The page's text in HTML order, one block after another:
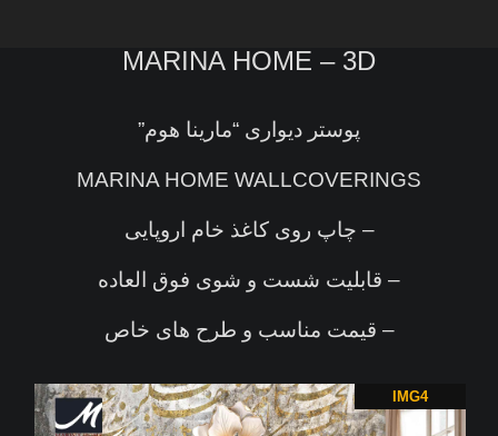
MARINA HOME – 3D
پوستر دیواری “مارینا هوم”
MARINA HOME WALLCOVERINGS
– چاپ روی کاغذ خام اروپایی
– قابلیت شست و شوی فوق العاده
– قیمت مناسب و طرح های خاص
IMG4